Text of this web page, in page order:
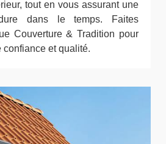
tout en vous assurant une
dans le temps. Faites
Couverture & Tradition pour
et qualité.